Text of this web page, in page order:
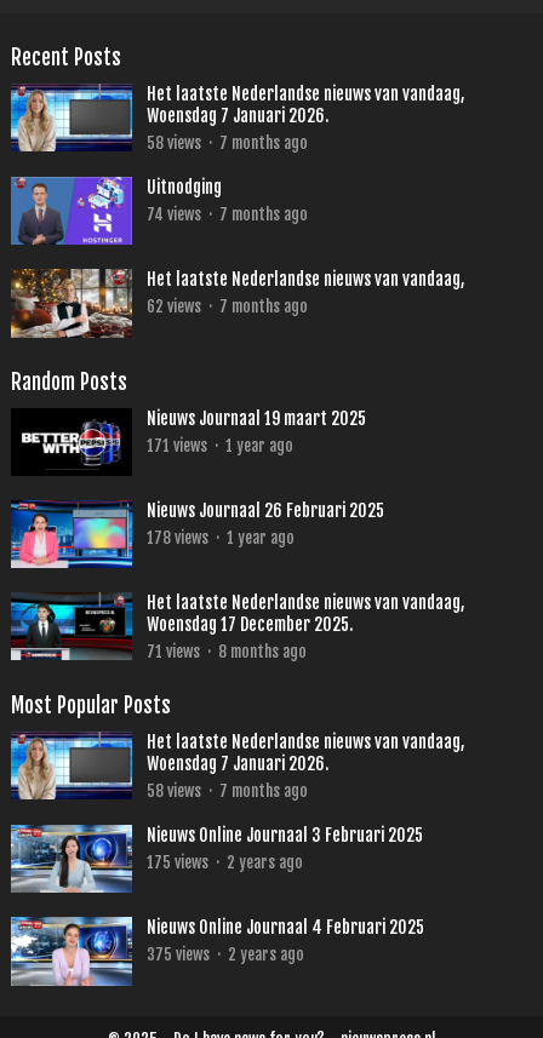
Recent Posts
Het laatste Nederlandse nieuws van vandaag,
Woensdag 7 Januari 2026.
58views · 7 months ago
Uitnodging
74 views · 7 months ago
Het laatste Nederlandse nieuws van vandaag,
62 views · 7 months ago
Random Posts
Nieuws Journaal 19 maart 2025
171 views · 1 year ago
Nieuws Journaal 26 Februari 2025
178views · 1 year ago
Het laatste Nederlandse nieuws van vandaag,
Woensdag 17 December 2025.
71 views · 8 months ago
Most Popular Posts
Het laatste Nederlandse nieuws van vandaag,
Woensdag 7 Januari 2026.
58views · 7 months ago
Nieuws Online Journaal 3 Februari 2025
175 views · 2 years ago
Nieuws Online Journaal 4 Februari 2025
375 views · 2 years ago